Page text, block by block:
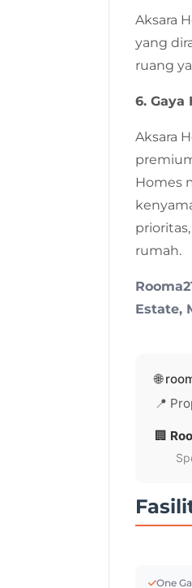
Aksara
yang
ruang
6.
Aksara
Homes
rumah.
Estate,
🌐
📍
🏢
One